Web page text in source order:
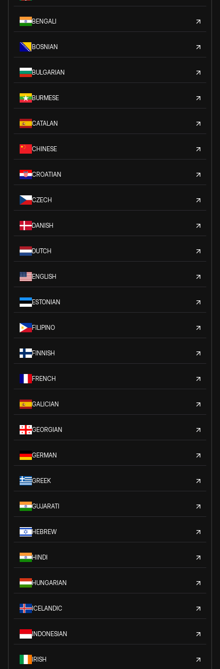
BENGALI
BOSNIAN
BULGARIAN
BURMESE
CATALAN
CHINESE
CROATIAN
CZECH
DANISH
DUTCH
ENGLISH
ESTONIAN
FILIPINO
FINNISH
FRENCH
GALICIAN
GEORGIAN
GERMAN
GREEK
GUJARATI
HEBREW
HINDI
HUNGARIAN
ICELANDIC
INDONESIAN
IRISH